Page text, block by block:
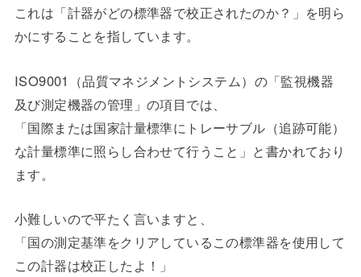
これは「計器がどの標準器で校正されたのか？」を明ら
かにすることを指しています。
ISO9001（品質マネジメントシステム）の「監視機器
及び測定機器の管理」の項目では、
「国際または国家計量標準にトレーサブル（追跡可能）
な計量標準に照らし合わせて行うこと」と書かれており
ます。
小難しいので平たく言いますと、
「国の測定基準をクリアしているこの標準器を使用して
この計器は校正したよ！」